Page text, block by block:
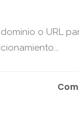
o URL